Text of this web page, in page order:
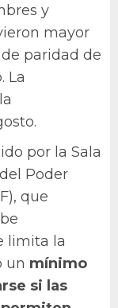
y
mayor
paridad de
La
por la Sala
Poder
que
limita la
un mínimo
si las